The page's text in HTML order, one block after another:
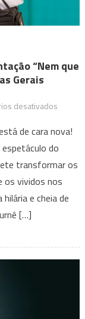
“Nem que
Gerais
desativados
Diego
Besou
em
de cara nova!
do
transformar os
os vividos nos
e cheia de
[…]